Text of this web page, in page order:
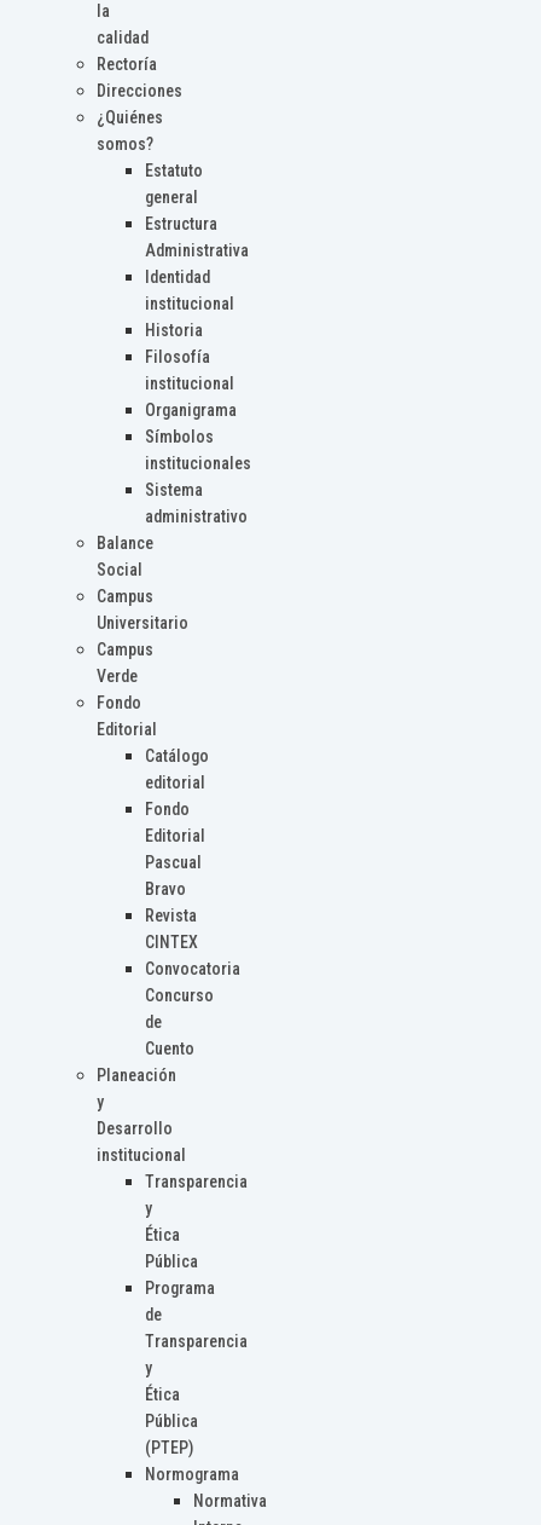
la
calidad
Rectoría
Direcciones
¿Quiénes
somos?
Estatuto
general
Estructura
Administrativa
Identidad
institucional
Historia
Filosofía
institucional
Organigrama
Símbolos
institucionales
Sistema
administrativo
Balance
Social
Campus
Universitario
Campus
Verde
Fondo
Editorial
Catálogo
editorial
Fondo
Editorial
Pascual
Bravo
Revista
CINTEX
Convocatoria
Concurso
de
Cuento
Planeación
y
Desarrollo
institucional
Transparencia
y
Ética
Pública
Programa
de
Transparencia
y
Ética
Pública
(PTEP)
Normograma
Normativa